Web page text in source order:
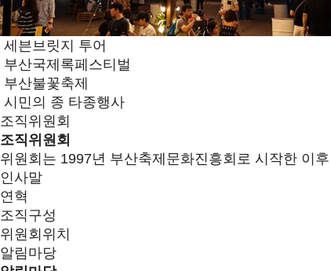
세븐브릿지 투어
부산국제록페스티벌
부산불꽃축제
시민의 종 타종행사
조직위원회
조직위원회
위원회는 1997년 부산축제문화진흥회로 시작한 이
인사말
연혁
조직구성
위원회위치
알림마당